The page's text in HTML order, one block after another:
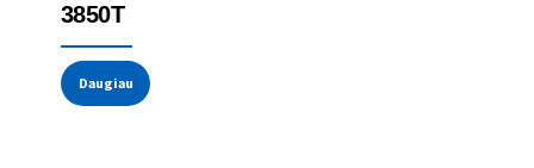
3850T
Daugiau